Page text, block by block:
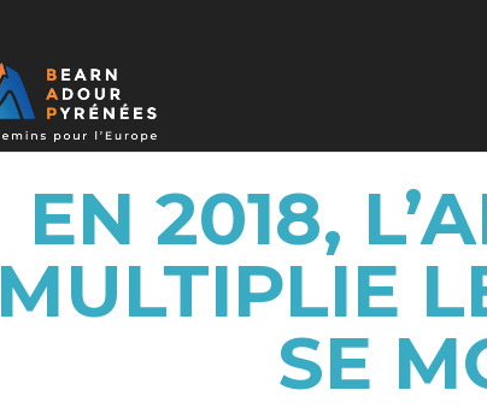
EN 2018,
MULTIPLIE
SE